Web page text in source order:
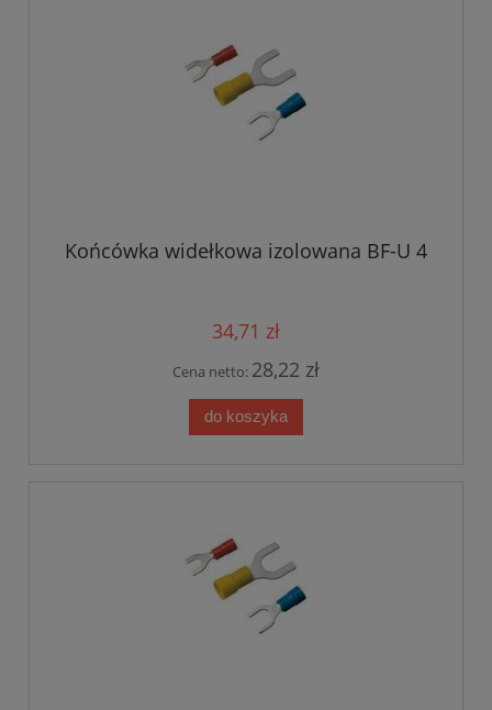
Końcówka widełkowa izolowana BF-U 4
34,71 zł
Cena netto: 28,22 zł
do koszyka